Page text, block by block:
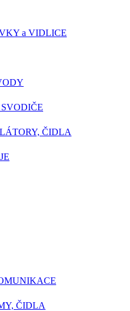
a VIDLICE
ČIDLA
ČIDLA